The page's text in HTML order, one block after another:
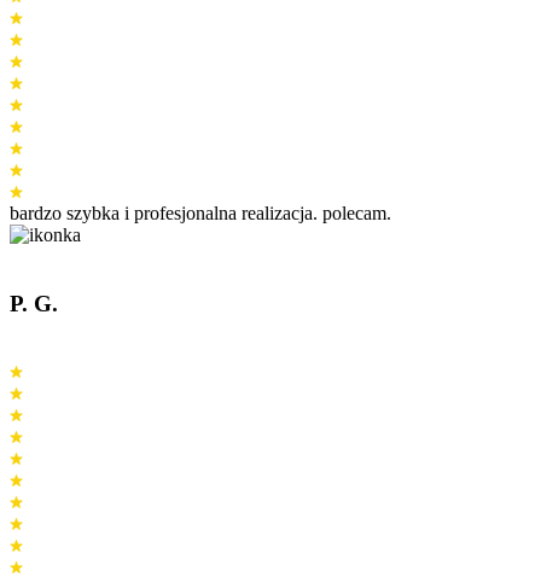
bardzo szybka i profesjonalna realizacja. polecam.
P. G.